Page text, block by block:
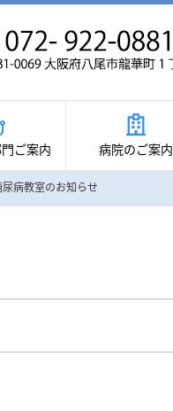
ご案内 病院のご案内
尿病教室のお知らせ